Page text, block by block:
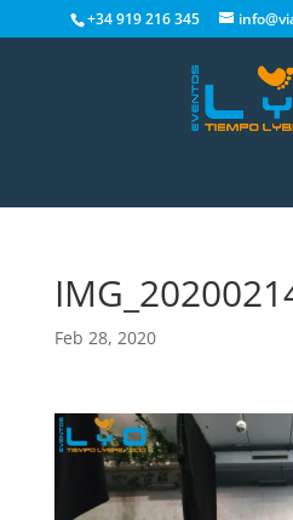
+34 919 216 345
Feb 28, 2020